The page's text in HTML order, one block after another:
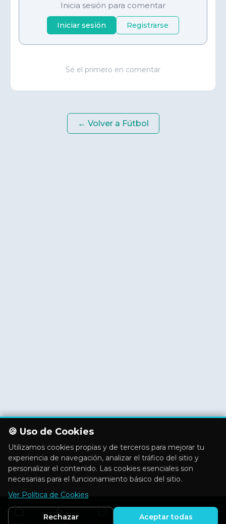
Inicia sesión para comentar
Iniciar sesión Registrarse
Sé el primero en comentar
← Volver a Fútbol
🍪 Uso de Cookies
Utilizamos cookies propias y de terceros para mejorar tu
experiencia de navegación, analizar el tráfico del sitio y
personalizar el contenido. Las cookies esenciales son
necesarias para el funcionamiento básico del sitio.
Ver Política de Cookies
Rechazar Aceptar todas